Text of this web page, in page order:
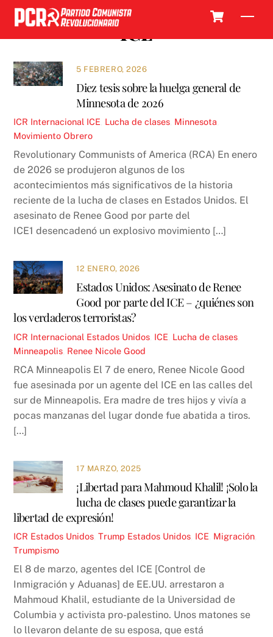
Skip
content
ICE
5 FEBRERO, 2026
Diez tesis sobre la huelga general de
Minnesota de 2026
ICR Internacional ICE Lucha de clases Minnesota
Movimiento Obrero
Revolutionary Communists of America (RCA) En enero
de 2026 se produjeron algunos de los
acontecimientos más significativos de la historia
reciente de la lucha de clases en Estados Unidos. El
asesinato de Renee Good por parte del
ICE1 desencadenó un explosivo movimiento […]
12 ENERO, 2026
Estados Unidos: Asesinato de Renee
Good por parte del ICE – ¿quiénes son
los verdaderos terroristas?
ICR Internacional Estados Unidos ICE Lucha de clases
Minneapolis Renee Nicole Good
RCA Minneapolis El 7 de enero, Renee Nicole Good
fue asesinada por un agente del ICE en las calles del
sur de Minneapolis. Era madre de tres hijos y vivía a
pocas manzanas del lugar donde fue abatida a tiros.
[…]
17 MARZO, 2025
¡Libertad para Mahmoud Khalil! ¡Solo la
lucha de clases puede garantizar la
libertad de expresión!
ICR Estados Unidos ,Trump Estados Unidos ICE Migración
Trumpismo
El 8 de marzo, agentes del ICE [Control de
Inmigración y Aduanas] de EE.UU. arrestaron a
Mahmoud Khalil, estudiante de la Universidad de
Columbia y activista pro-palestino. Unos matones se
lo llevaron delante de su esposa, que está